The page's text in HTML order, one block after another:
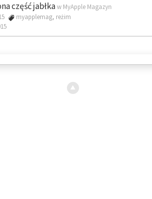
część jabłkaw MyApple Magazyn
myapplemag, reżim